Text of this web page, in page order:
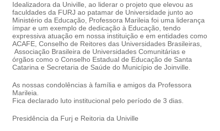
Idealizadora da Univille, ao liderar o projeto que elevou as
faculdades da FURJ ao patamar de Universidade junto ao
Ministério da Educação, Professora Marileia foi uma liderança
ímpar e um exemplo de dedicação à Educação, tendo
expressiva atuação em nossa instituição e em entidades como
ACAFE, Conselho de Reitores das Universidades Brasileiras,
Associação Brasileira de Universidades Comunitárias e
órgãos como o Conselho Estadual de Educação de Santa
Catarina e Secretaria de Saúde do Município de Joinville.
As nossas condolências à família e amigos da Professora
Marileia.
Fica declarado luto institucional pelo período de 3 dias.
Presidência da Furj e Reitoria da Univille